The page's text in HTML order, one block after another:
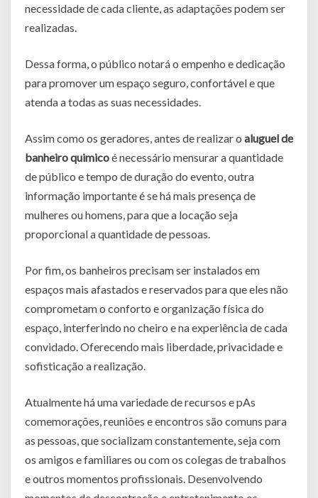
necessidade de cada cliente, as adaptações podem ser
realizadas.
Dessa forma, o público notará o empenho e dedicação
para promover um espaço seguro, confortável e que
atenda a todas as suas necessidades.
Assim como os geradores, antes de realizar o aluguel de
banheiro quimicoé necessário mensurar a quantidade
de público e tempo de duração do evento, outra
informação importante é se há mais presença de
mulheres ou homens, para que a locação seja
proporcional a quantidade de pessoas.
Por fim, os banheiros precisam ser instalados em
espaços mais afastados e reservados para que eles não
comprometam o conforto e organização física do
espaço, interferindo no cheiro e na experiência de cada
convidado. Oferecendo mais liberdade, privacidade e
sofisticação a realização.
Atualmente há uma variedade de recursos e pAs
comemorações, reuniões e encontros são comuns para
as pessoas, que socializam constantemente, seja com
os amigos e familiares ou com os colegas de trabalhos
e outros momentos profissionais. Desenvolvendo